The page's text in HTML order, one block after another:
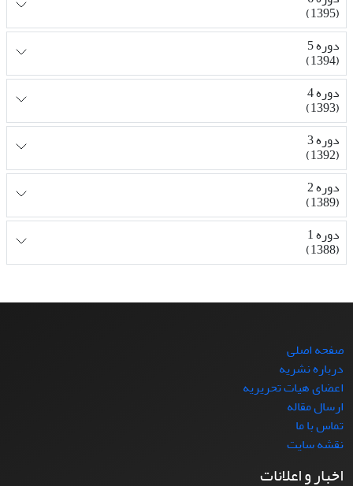
(1395)
دوره 5
(1394)
دوره 4
(1393)
دوره 3
(1392)
دوره 2
(1389)
دوره 1
(1388)
صفحه اصلی
درباره نشریه
اعضای هیات تحریریه
ارسال مقاله
تماس با ما
نقشه سایت
اخبار و اعلانات